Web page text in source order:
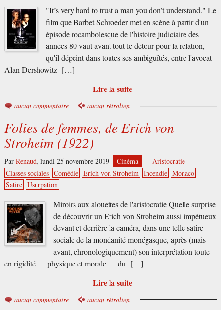
"It’s very hard to trust a man you don’t understand." Le
film que Barbet Schroeder met en scène à partir d'un
épisode rocambolesque de l'histoire judiciaire des
années 80 vaut avant tout le détour pour la relation,
qu'il dépeint dans toutes ses ambiguïtés, entre l'avocat
Alan Dershowitz […]
Lire la suite
aucun commentaire aucun rétrolien
Folies de femmes, de Erich von
Stroheim (1922)
Par Renaud, lundi 25 novembre 2019. Cinéma
Aristocratie
Classes sociales Comédie Erich von Stroheim Incendie Monaco
Satire Usurpation
Miroirs aux alouettes de l'aristocratie Quelle surprise
de découvrir un Erich von Stroheim aussi impétueux
devant et derrière la caméra, dans une telle satire
sociale de la mondanité monégasque, après (mais
avant, chronologiquement) son interprétation toute
en rigidité — physique et morale — du […]
Lire la suite
aucun commentaire aucun rétrolien